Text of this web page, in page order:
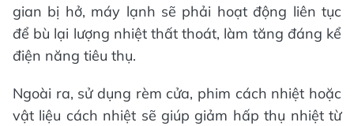
gian bị hở, máy lạnh sẽ phải hoạt động liên tục
để bù lại lượng nhiệt thất thoát, làm tăng đáng kể
điện năng tiêu thụ.
Ngoài ra, sử dụng rèm cửa, phim cách nhiệt hoặc
vật liệu cách nhiệt sẽ giúp giảm hấp thụ nhiệt từ